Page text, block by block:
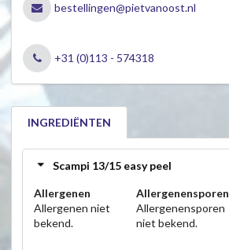
bestellingen@pietvanoost.nl
+31 (0)113 - 574318
INGREDIËNTEN
Scampi 13/15 easy peel
Allergenen
Allergenen niet
bekend.
Allergenensporen
Allergenensporen
niet bekend.